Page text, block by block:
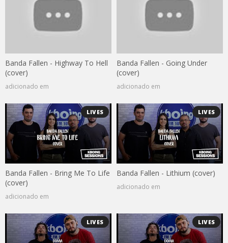
Banda Fallen - Highway To Hell
(cover)
adicionado em
Banda Fallen - Going Under
(cover)
adicionado em
LIVES
Banda Fallen - Bring Me To Life
(cover)
adicionado em
LIVES
Banda Fallen - Lithium (cover)
adicionado em
LIVES LIVES